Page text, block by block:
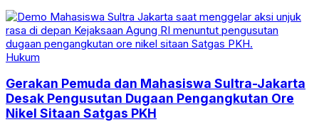
Hukum
Gerakan Pemuda dan Mahasiswa Sultra-Jakarta
Desak Pengusutan Dugaan Pengangkutan Ore
Nikel Sitaan Satgas PKH